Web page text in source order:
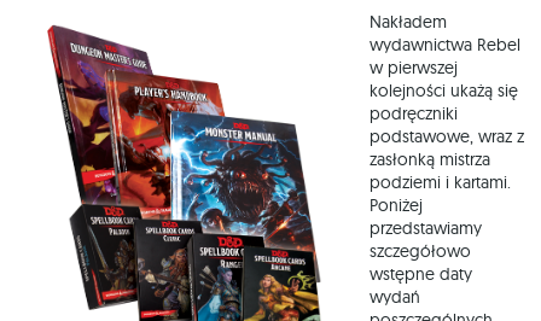
Nakładem
wydawnictwa Rebel
w pierwszej
kolejności ukażą się
podręczniki
podstawowe, wraz z
zasłonką mistrza
podziemi i kartami.
Poniżej
przedstawiamy
szczegółowo
wstępne daty
wydań